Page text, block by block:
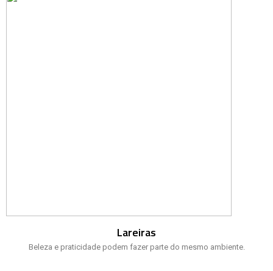
Lareiras
Beleza e praticidade podem fazer parte do mesmo ambiente.